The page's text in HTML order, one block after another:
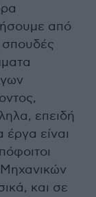
από
σπουδές
επειδή
έργα είναι
και σε